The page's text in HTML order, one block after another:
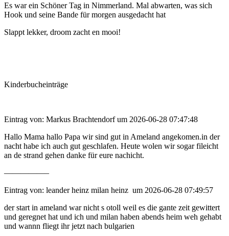
Es war ein Schöner Tag in Nimmerland. Mal abwarten, was sich
Hook und seine Bande für morgen ausgedacht hat
Slappt lekker, droom zacht en mooi!
Kinderbucheinträge
Eintrag von: Markus Brachtendorf um 2026-06-28 07:47:48
Hallo Mama hallo Papa wir sind gut in Ameland angekomen.in der
nacht habe ich auch gut geschlafen. Heute wolen wir sogar fileicht
an de strand gehen danke für eure nachicht.
—————–
Eintrag von: leander heinz milan heinz um 2026-06-28 07:49:57
der start in ameland war nicht s otoll weil es die gante zeit gewittert
und geregnet hat und ich und milan haben abends heim weh gehabt
und wannn fliegt ihr jetzt nach bulgarien